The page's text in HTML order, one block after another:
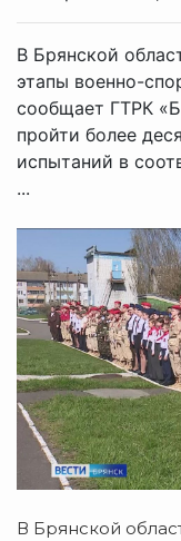
В Брянской
этапы военно-
сообщает ГТРК
пройти более
испытаний в
...
В Брянской